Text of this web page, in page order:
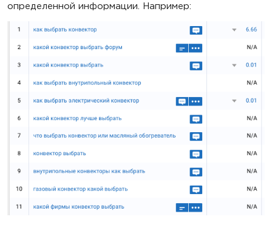
определенной информации. Например: